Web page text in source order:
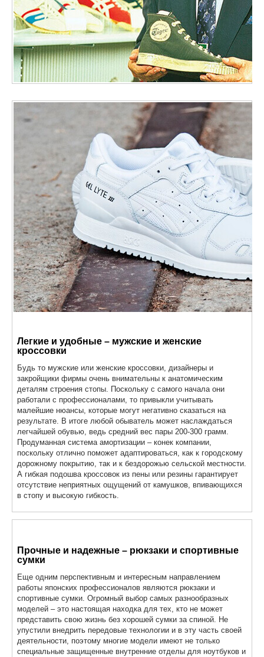
Легкие и удобные – мужские и женские
кроссовки
Будь то мужские или женские кроссовки, дизайнеры и
закройщики фирмы очень внимательны к анатомическим
деталям строения стопы. Поскольку с самого начала они
работали с профессионалами, то привыкли учитывать
малейшие нюансы, которые могут негативно сказаться на
результате. В итоге любой обыватель может наслаждаться
легчайшей обувью, ведь средний вес пары 200-300 грамм.
Продуманная система амортизации – конек компании,
поскольку отлично поможет адаптироваться, как к городскому
дорожному покрытию, так и к бездорожью сельской местности.
А гибкая подошва кроссовок из пены или резины гарантирует
отсутствие неприятных ощущений от камушков, впивающихся
в стопу и высокую гибкость.
Прочные и надежные – рюкзаки и спортивные
сумки
Еще одним перспективным и интересным направлением
работы японских профессионалов являются рюкзаки и
спортивные сумки. Огромный выбор самых разнообразных
моделей – это настоящая находка для тех, кто не может
представить свою жизнь без хорошей сумки за спиной. Не
упустили внедрить передовые технологии и в эту часть своей
деятельности, поэтому многие модели имеют не только
специальные защищенные внутренние отделы для ноутбуков и